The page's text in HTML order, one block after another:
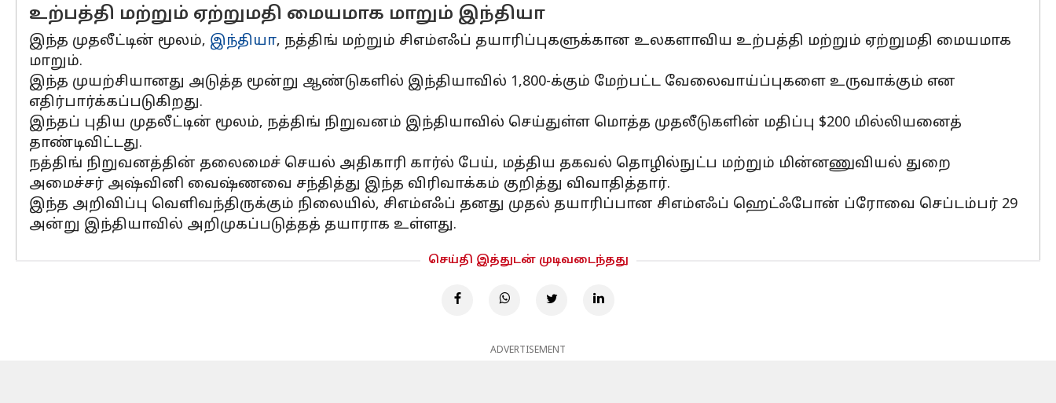
உற்பத்தி மற்றும் ஏற்றுமதி மையமாக மாறும் இந்தியா
இந்த முதலீட்டின் மூலம், இந்தியா, நத்திங் மற்றும் சிஎம்எஃப் தயாரிப்புகளுக்கான உலகளாவிய உற்பத்தி மற்றும் ஏற்றுமதி மையமாக
மாறும்.
இந்த முயற்சியானது அடுத்த மூன்று ஆண்டுகளில் இந்தியாவில் 1,800-க்கும் மேற்பட்ட வேலைவாய்ப்புகளை உருவாக்கும் என
எதிர்பார்க்கப்படுகிறது.
இந்தப் புதிய முதலீட்டின் மூலம், நத்திங் நிறுவனம் இந்தியாவில் செய்துள்ள மொத்த முதலீடுகளின் மதிப்பு $200 மில்லியனைத்
தாண்டிவிட்டது.
நத்திங் நிறுவனத்தின் தலைமைச் செயல் அதிகாரி கார்ல் பேய், மத்திய தகவல் தொழில்நுட்ப மற்றும் மின்னணுவியல் துறை
அமைச்சர் அஷ்வினி வைஷ்ணவை சந்தித்து இந்த விரிவாக்கம் குறித்து விவாதித்தார்.
இந்த அறிவிப்பு வெளிவந்திருக்கும் நிலையில், சிஎம்எஃப் தனது முதல் தயாரிப்பான சிஎம்எஃப் ஹெட்ஃபோன் ப்ரோவை செப்டம்பர் 29
அன்று இந்தியாவில் அறிமுகப்படுத்தத் தயாராக உள்ளது.
செய்தி இத்துடன் முடிவடைந்தது
ADVERTISEMENT